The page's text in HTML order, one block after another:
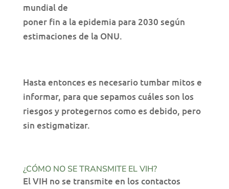
mundial de
poner fin a la epidemia para 2030 según
estimaciones de la ONU.
Hasta entonces es necesario tumbar mitos e
informar, para que sepamos cuáles son los
riesgos y protegernos como es debido, pero
sin estigmatizar.
¿CÓMO NO SE TRANSMITE EL VIH?
El VIH no se transmite en los contactos